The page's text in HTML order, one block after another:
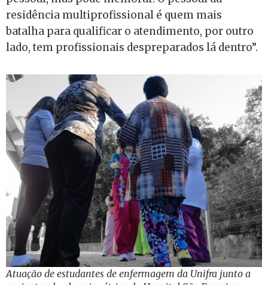
residência multiprofissional é quem mais
batalha para qualificar o atendimento, por outro
lado, tem profissionais despreparados lá dentro”.
Atuação de estudantes de enfermagem da Unifra junto a